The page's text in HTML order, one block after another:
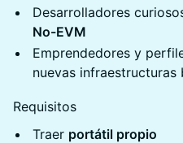
Desarrolladores
No-EVM
Emprendedores y
nuevas infraestructuras
Requisitos
Traer portátil propio